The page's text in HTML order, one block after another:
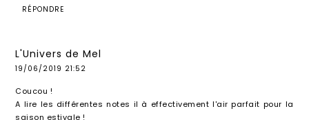
RÉPONDRE
L'Univers de Mel
19/06/2019 21:52
Coucou !
A lire les différentes notes il à effectivement l'air parfait pour la
saison estivale !